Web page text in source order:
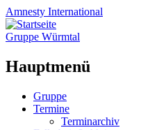
Amnesty International
Gruppe Würmtal
Hauptmenü
Zum
Inhalt
Gruppe
Termine
Terminarchiv